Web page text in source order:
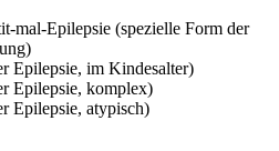
mal-Epilepsie (spezielle Form der
Epilepsie, im Kindesalter)
Epilepsie, komplex)
Epilepsie, atypisch)